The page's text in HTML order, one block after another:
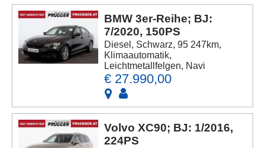
BMW 3er-Reihe; BJ:
7/2020, 150PS
Diesel, Schwarz, 95 247km,
Klimaautomatik,
Leichtmetallfelgen, Navi
€ 27.990,00
Volvo XC90; BJ: 1/2016,
224PS